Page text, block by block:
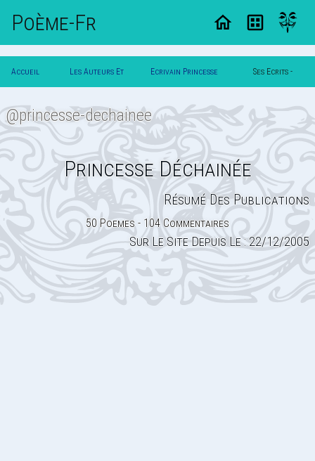
Poème-Fr
Accueil Les Auteurs Et Ecrivain Princesse Ses Ecrits -
Princesse Déchainée
@princesse-dechainee
Résumé Des Publications
50 Poemes - 104 Commentaires
Sur Le Site Depuis Le : 22/12/2005